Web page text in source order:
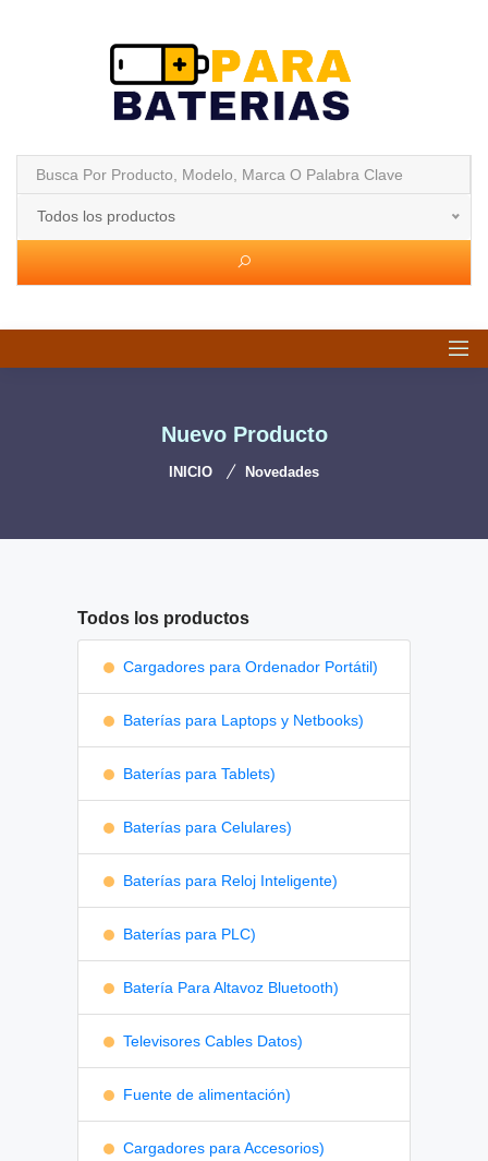
Todos los productos
Nuevo Producto
INICIO Novedades
Todos los productos
Cargadores para Ordenador Portátil)
Baterías para Laptops y Netbooks)
Baterías para Tablets)
Baterías para Celulares)
Baterías para Reloj Inteligente)
Baterías para PLC)
Batería Para Altavoz Bluetooth)
Televisores Cables Datos)
Fuente de alimentación)
Cargadores para Accesorios)